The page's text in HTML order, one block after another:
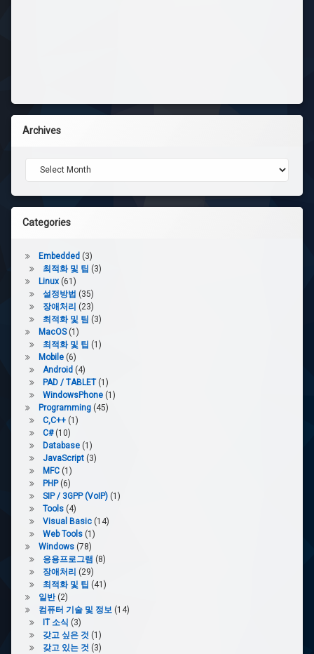
Archives
Archives
Categories
Embedded(3)
최적화 및 팁 (3)
Linux(61)
설정방법 (35)
장애처리 (23)
최적화 및 팀 (3)
MacOS(1)
최적화 및 팁 (1)
Mobile(6)
Android(4)
PAD / TABLET(1)
WindowsPhone(1)
Programming(45)
C,C++(1)
C#(10)
Database(1)
JavaScript(3)
MFC(1)
PHP(6)
SIP / 3GPP (VoIP)(1)
Tools(4)
Visual Basic(14)
Web Tools(1)
Windows(78)
응용프로그램 (8)
장애처리 (29)
최적화 및 팁 (41)
일반(2)
컴퓨터 기술 및 정보 (14)
IT 소식 (3)
갖고 싶은 것 (1)
갖고 있는 것 (3)